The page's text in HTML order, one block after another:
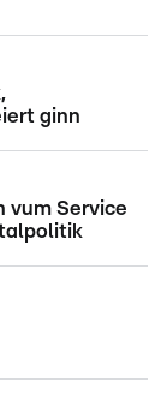
ginn
vum Service